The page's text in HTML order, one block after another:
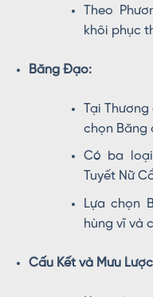
Theo
khôi phục
Băng Đạo:
Tại
chọn Băng
Có ba
Tuyết Nữ
Lựa chọn
hùng vĩ và
Cấu Kết và Mưu